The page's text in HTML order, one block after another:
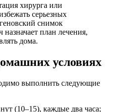
хирурга или
серьезных
снимок
назначает план лечения,
дома.
условиях
выполнить следующие
(10–15), каждые два часа;